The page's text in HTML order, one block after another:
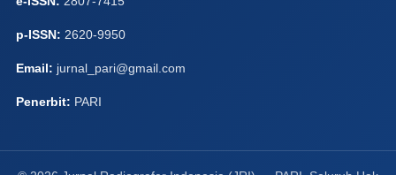
p-ISSN: 2620-9950
Email: jurnal_pari@gmail.com
Penerbit: PARI